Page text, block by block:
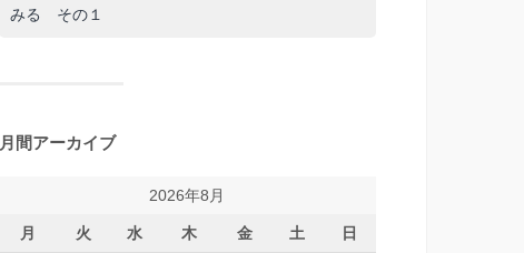
みる その１
月間アーカイブ
2026年8月
月 火 水 木 金 土 日